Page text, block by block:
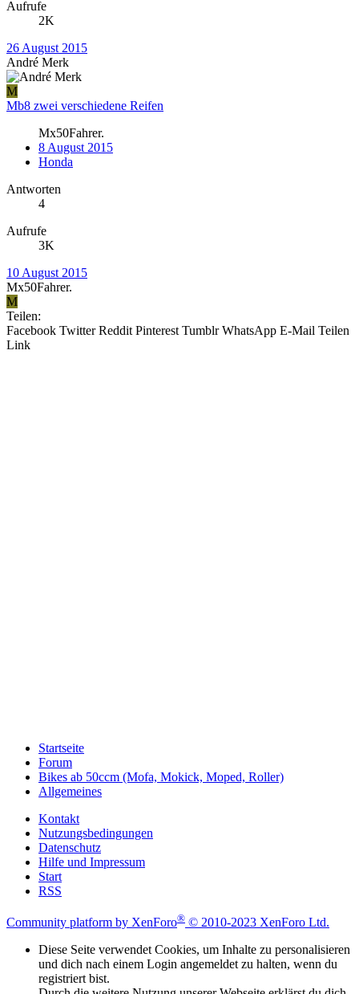
Aufrufe
2K
26 August 2015
André Merk
M
Mb8 zwei verschiedene Reifen
Mx50Fahrer.
8 August 2015
Honda
Antworten
4
Aufrufe
3K
10 August 2015
Mx50Fahrer.
M
Teilen:
Facebook Twitter Reddit Pinterest Tumblr WhatsApp E-Mail Teilen
Link
Startseite
Forum
Bikes ab 50ccm (Mofa, Mokick, Moped, Roller)
Allgemeines
Kontakt
Nutzungsbedingungen
Datenschutz
Hilfe und Impressum
Start
RSS
Community platform by XenForo® © 2010-2023 XenForo Ltd.
Diese Seite verwendet Cookies, um Inhalte zu personalisieren
und dich nach einem Login angemeldet zu halten, wenn du
registriert bist.